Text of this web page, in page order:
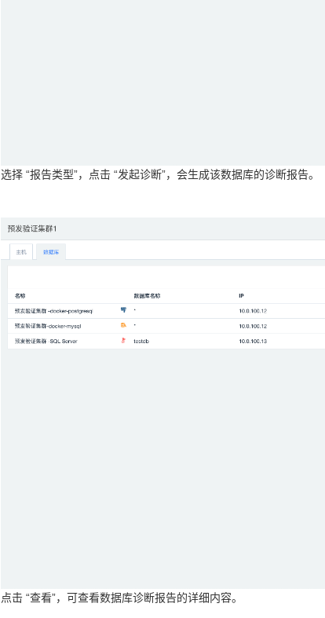
选择 “报告类型”，点击 “发起诊断”，会生成该数据库的诊断报告。
点击 “查看”，可查看数据库诊断报告的详细内容。